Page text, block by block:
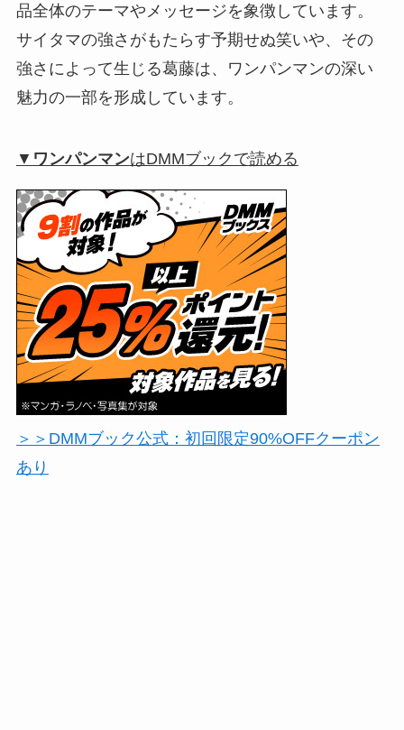
品全体のテーマやメッセージを象徴しています。
サイタマの強さがもたらす予期せぬ笑いや、その
強さによって生じる葛藤は、ワンパンマンの深い
魅力の一部を形成しています。
▼ ワンパンマンはDMMブックで読める
＞＞DMMブック公式：初回限定90%OFFクーポン
あり